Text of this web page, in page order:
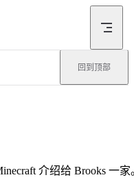
回到顶部
介绍给 Brooks 一家